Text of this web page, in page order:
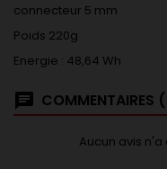
connecteur 5 mm
Poids 220g
Energie : 48,64 Wh
COMMENTAIRES
Aucun avis